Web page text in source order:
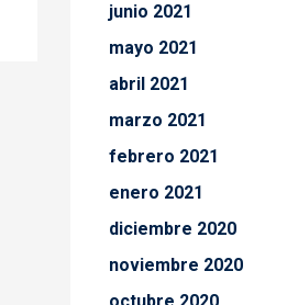
junio 2021
mayo 2021
abril 2021
marzo 2021
febrero 2021
enero 2021
diciembre 2020
noviembre 2020